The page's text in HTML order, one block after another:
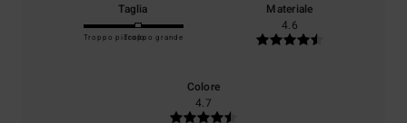
Taglia
Troppo piccoloTroppo grande
Materiale
4.6
Colore
4.7